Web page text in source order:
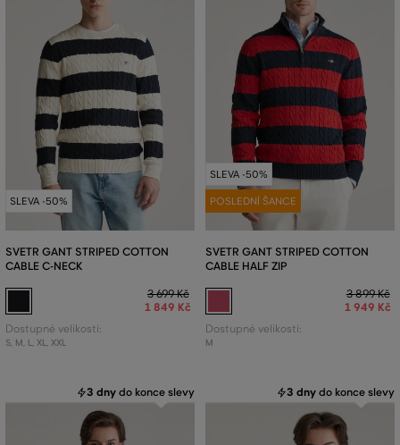
SLEVA -50%
SVETR GANT STRIPED COTTON
CABLE C-NECK
3 699 Kč
1 849 Kč
Dostupné velikosti:
S, M, L, XL, XXL
SLEVA -50%
POSLEDNÍ ŠANCE
SVETR GANT STRIPED COTTON
CABLE HALF ZIP
3 899 Kč
1 949 Kč
Dostupné velikosti:
M
3 dny do konce slevy 3 dny do konce slevy